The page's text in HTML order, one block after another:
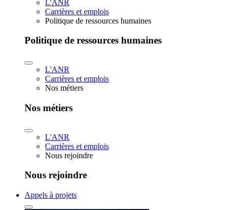
L'ANR
Carrières et emplois
Politique de ressources humaines
Politique de ressources humaines
L'ANR
Carrières et emplois
Nos métiers
Nos métiers
L'ANR
Carrières et emplois
Nous rejoindre
Nous rejoindre
Appels à projets